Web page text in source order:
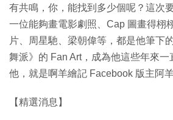
有共鳴，你，能找到多少個呢？這次
一位能夠畫電影劇照、Cap 圖畫得栩
片、周星馳、梁朝偉等，都是他筆下
舞派》的 Fan Art，成為他這些年來一
他，就是啊羊繪記 Facebook 版主阿
【精選消息】